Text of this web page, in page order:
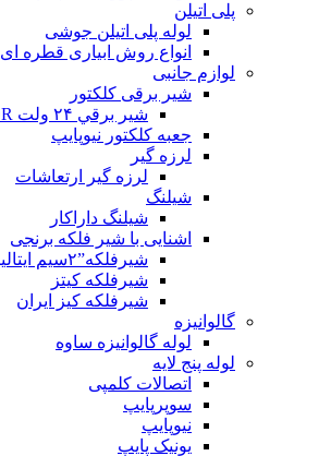
پلی اتیلن
لوله پلی اتیلن جوشی
انواع روش ابیاری قطره ای
لوازم جانبی
شیر برقی کلکتور
شير برقي ۲۴ ولت UPONOR سوپرپکس
جعبه کلکتور نیوپایپ
لرزه گیر
لرزه گیر ارتعاشات
شیلنگ
شیلنگ داراکار
اشنایی با شیر فلکه برنجی
شیرفلکه”۲سیم ایتالیا
شیرفلکه کیتز
شیرفلکه کیز ایران
گالوانیزه
لوله گالوانیزه ساوه
لوله پنج لایه
اتصالات کلمپی
سوپرپایپ
نیوپایپ
یونیک پایپ